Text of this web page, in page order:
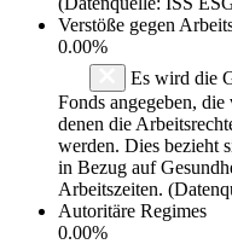
Verstöße gegen
0.00%
Es wird die
Fonds angegeben,
denen die
werden. Dies bezieht
in Bezug auf
Arbeitszeiten.
Autoritäre Regimes
0.00%